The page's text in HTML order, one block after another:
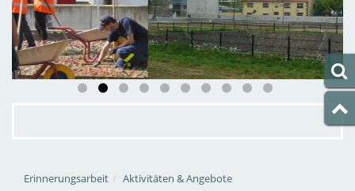
Erinnerungsarbeit Aktivitäten & Angebote